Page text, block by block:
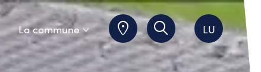
La commune LU